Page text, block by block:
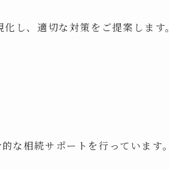
し、適切な対策をご提案します。
相続サポートを行っています。